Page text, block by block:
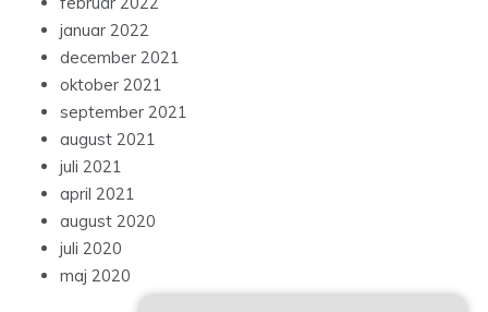
januar 2022
december 2021
oktober 2021
september 2021
august 2021
juli 2021
april 2021
august 2020
juli 2020
maj 2020